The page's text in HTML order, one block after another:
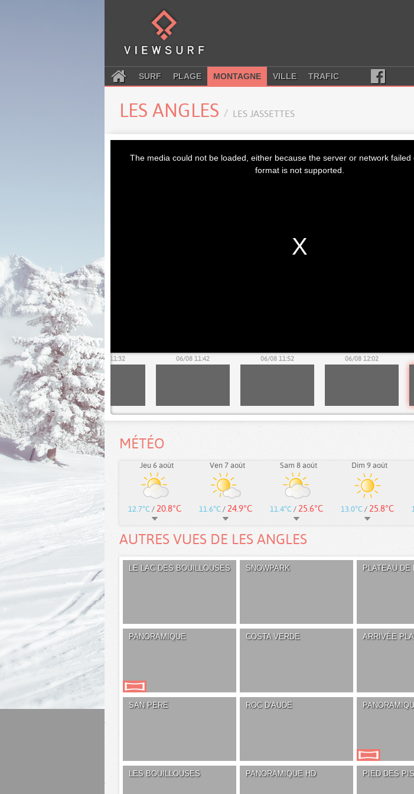
SURF PLAGE MONTAGNE VILLE TRAFIC
LES ANGLES LES JASSETTES
The media could not be loaded, either because the server or network failed
format is not supported.
06/08 11:22 06/08 11:32 06/08 11:42 06/08 11:52 06/08 12:02
MÉTÉO
Jeu 6 août
12.7°C / 20.8°C
Ven 7 août
11.6°C / 24.9°C
Sam 8 août
11.4°C / 25.6°C
Dim 9 août
13.0°C / 25.8°C
AUTRES VUES DE LES ANGLES
LE LAC DES BOUILLOUSES SNOWPARK PLATEAU DE
PANORAMIQUE COSTA VERDE ARRIVÉE
SAN PERE ROC D'AUDE
LES BOUILLOUSES PANORAMIQUE HD PIED DES